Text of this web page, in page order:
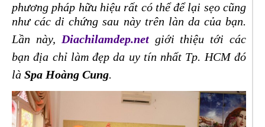
phương pháp hữu hiệu rất có thể để lại sẹo cũng
như các di chứng sau này trên làn da của bạn.
Lần này, Diachilamdep.netgiới thiệu tới các
bạn địa chỉ làm đẹp da uy tín nhất Tp. HCM đó
là Spa Hoàng Cung.